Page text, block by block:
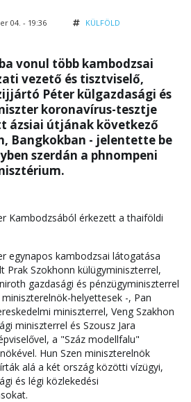
04. - 19:36 KÜLFÖLD
vonul több kambodzsai
vezető és tisztviselő,
Péter külgazdasági és
koronavírus-tesztje
ázsiai útjának következő
Bangkokban - jelentette be
szerdán a phnompeni
Kambodzsából érkezett a thaiföldi
egynapos kambodzsai látogatása
Prak Szokhonn külügyminiszterrel,
gazdasági és pénzügyminiszterrel
helyettesek -, Pan
miniszterrel, Veng Szakhon
miniszterrel és Szousz Jara
a "Száz modellfalu"
Hun Szen miniszterelnök
alá a két ország közötti vízügyi,
és légi közlekedési